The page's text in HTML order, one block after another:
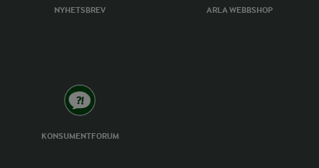
NYHETSBREV ARLA WEBBSHOP
KONSUMENTFORUM